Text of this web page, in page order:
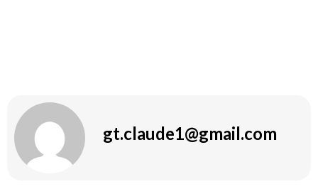
gt.claude1@gmail.com